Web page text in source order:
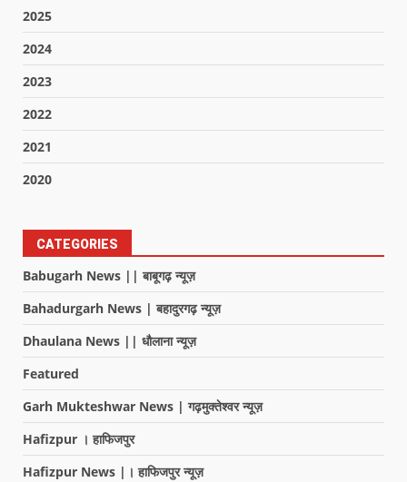
2025
2024
2023
2022
2021
2020
CATEGORIES
Babugarh News || बाबूगढ़ न्यूज़
Bahadurgarh News | बहादुरगढ़ न्यूज़
Dhaulana News || धौलाना न्यूज़
Featured
Garh Mukteshwar News | गढ़मुक्तेश्वर न्यूज़
Hafizpur । हाफिजपुर
Hafizpur News |। हाफिजपुर न्यूज़